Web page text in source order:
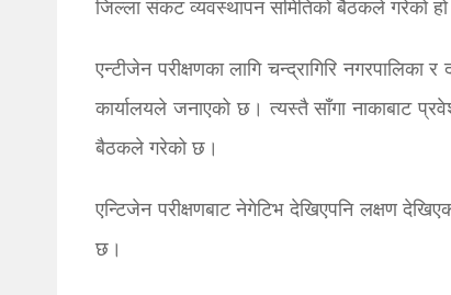
जिल्ला संकट व्‍यवस्थापन समितिको बैठकले गरेको
एन्टीजेन परीक्षणका लागि चन्द्रागिरि
कार्यालयले जनाएको छ। त्यस्तै साँगा नाकाबाट
बैठकले गरेको छ।
एन्टिजेन परीक्षणबाट नेगेटिभ देखिएपनि लक्षण
छ।